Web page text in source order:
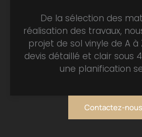
De la sélection des
réalisation des travaux,
projet de sol vinyle de A à
devis détaillé et clair sous
une planification
Contactez-nous